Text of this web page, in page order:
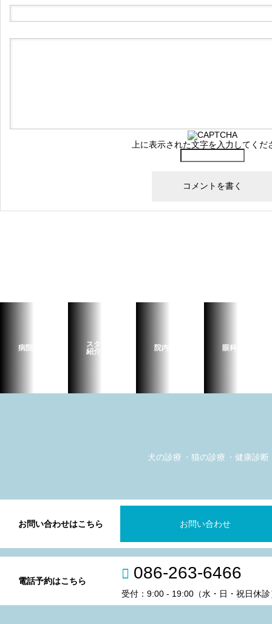
上に表示された文字を入力してくだ
病院案内
スタッフ
紹介
院内設備 眼科診療
犬の診療 猫の診療 健康診断
お問い合わせはこちら お問い合わせ
電話予約はこちら 086-263-6466
受付：9:00 - 19:00（水・日・祝日休診